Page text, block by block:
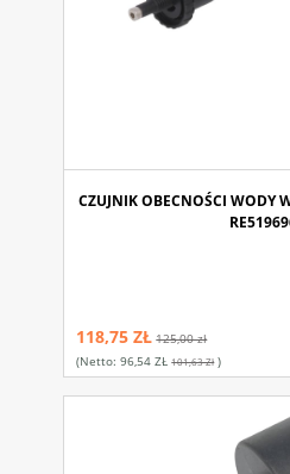
CZUJNIK OBECNOŚCI WODY
118,75 ZŁ 125,00 zł
(netto:96,54 ZŁ 101,63 Zł)